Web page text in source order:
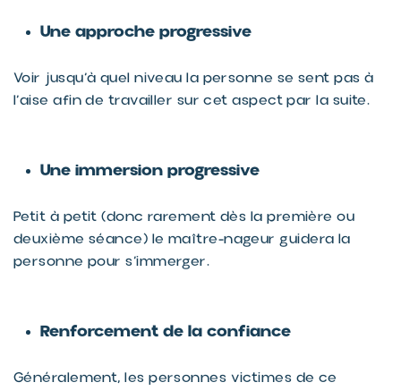
Une approche progressive
Voir jusqu’à quel niveau la personne se sent pas à
l’aise afin de travailler sur cet aspect par la suite.
Une immersion progressive
Petit à petit (donc rarement dès la première ou
deuxième séance) le maître-nageur guidera la
personne pour s’immerger.
Renforcement de la confiance
Généralement, les personnes victimes de ce